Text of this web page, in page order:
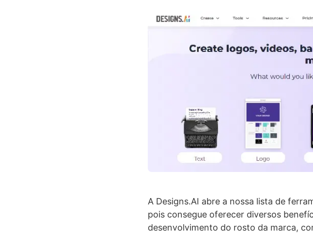
A Designs.AI abre a nossa lista de
pois consegue oferecer diversos
desenvolvimento do rosto da marca,